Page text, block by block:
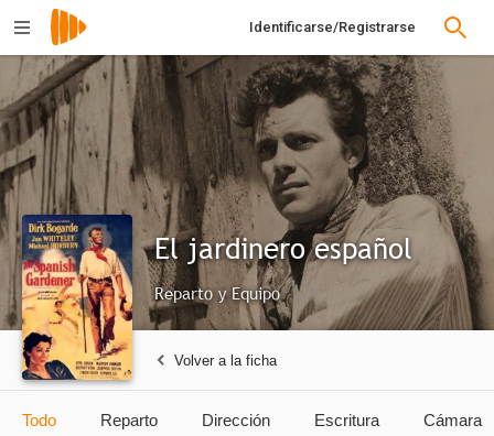
Identificarse/Registrarse
El jardinero español
Reparto y Equipo
Volver a la ficha
Todo Reparto Dirección Escritura Cámara